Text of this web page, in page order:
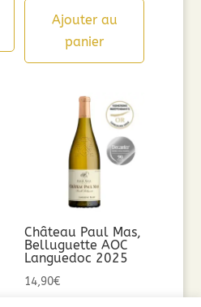
Ajouter au
panier
Château Paul Mas,
Belluguette AOC
Languedoc 2025
14,90€